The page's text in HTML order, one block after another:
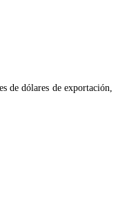
de dólares de exportación,